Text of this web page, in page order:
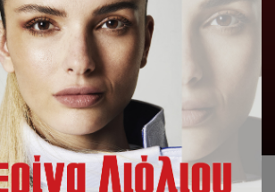
,Δελτία Τύπου
Λατρευτική